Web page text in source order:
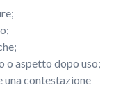
o aspetto dopo uso;
una contestazione